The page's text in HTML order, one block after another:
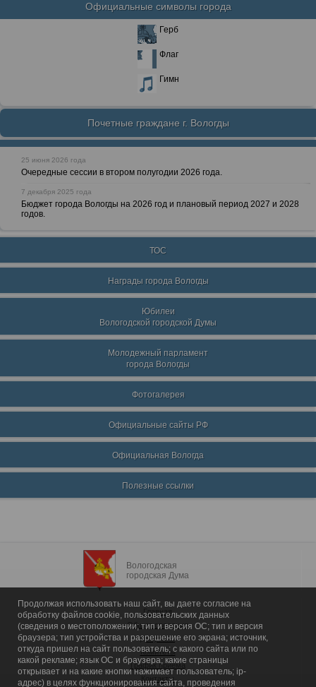
Официальные символы города
Герб
Флаг
Гимн
Почетные граждане г. Вологды
25 июня 2026 года
Очередные сессии в втором полугодии 2026 года.
7 декабря 2025 года
Бюджет города Вологды на 2026 год и плановый период 2027 и 2028
годов.
ТОС
Награды города Вологды
Юбилеи
Вологодской городской Думы
Молодежный парламент
города Вологды
Фотогалерея
Официальные сайты РФ
Официальная Вологда
Полезные ссылки
Вологодская
городская Дума
Главная
Общие сведения
Депутаты
Комитеты
График приема
Контакты
Продолжая использовать наш сайт, вы даете согласие на
обработку файлов cookie, пользовательских данных
(сведения о местоположении; тип и версия ОС; тип и версия
браузера; тип устройства и разрешение его экрана; источник,
откуда пришел на сайт пользователь; с какого сайта или по
какой рекламе; язык ОС и браузера; какие страницы
открывает и на какие кнопки нажимает пользователь; ip-
адрес) в целях функционирования сайта, проведения